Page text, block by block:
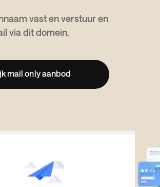
vast en verstuur en
via dit domein.
mail only aanbod